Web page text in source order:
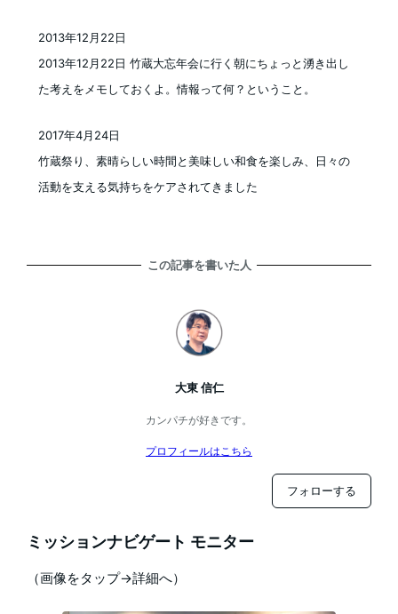
2013年12月22日 竹蔵大忘年会に行く朝にちょっと湧き出し
た考えをメモしておくよ。情報って何？ということ。
2013年12月22日
竹蔵祭り、素晴らしい時間と美味しい和食を楽しみ、日々の
活動を支える気持ちをケアされてきました
2017年4月24日
この記事を書いた人
大東 信仁
カンパチが好きです。
プロフィールはこちら
フォローする
ミッションナビゲート モニター
（画像をタップ→詳細へ）